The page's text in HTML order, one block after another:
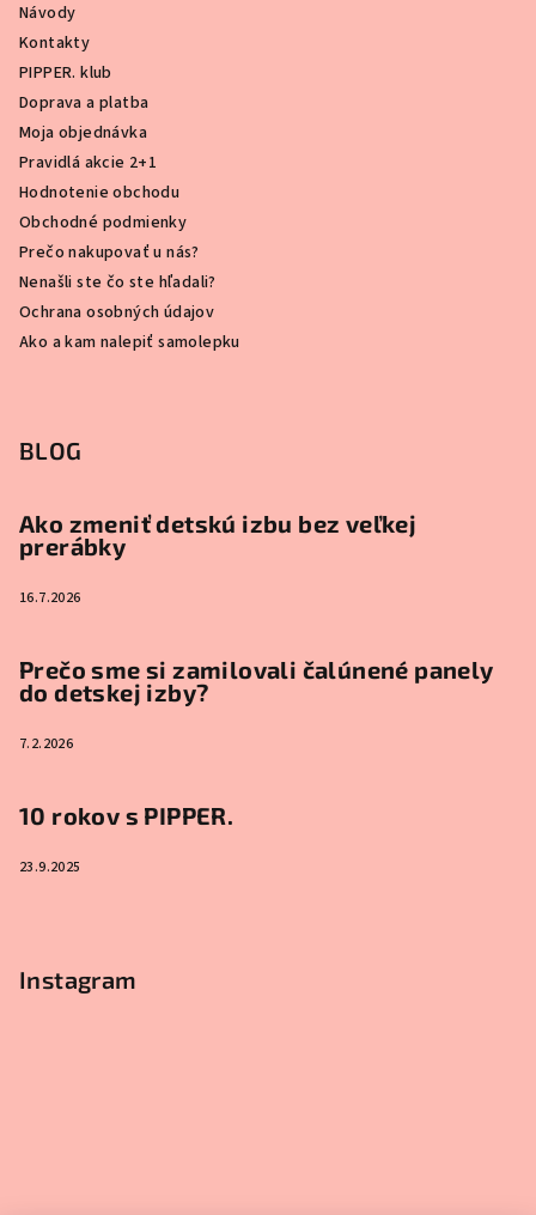
Návody
Kontakty
PIPPER. klub
Doprava a platba
Moja objednávka
Pravidlá akcie 2+1
Hodnotenie obchodu
Obchodné podmienky
Prečo nakupovať u nás?
Nenašli ste čo ste hľadali?
Ochrana osobných údajov
Ako a kam nalepiť samolepku
BLOG
Ako zmeniť detskú izbu bez veľkej
prerábky
16.7.2026
Prečo sme si zamilovali čalúnené panely
do detskej izby?
7.2.2026
10 rokov s PIPPER.
23.9.2025
Instagram